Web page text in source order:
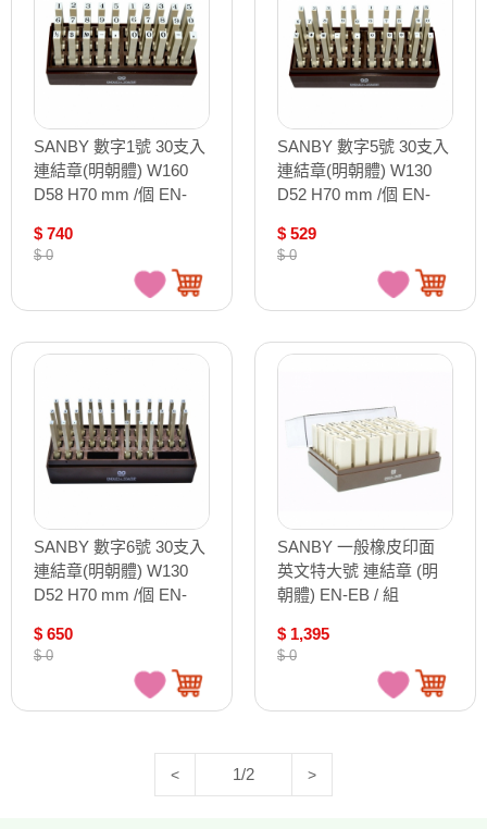
SANBY 數字1號 30支入
連結章(明朝體) W160
D58 H70 mm /個 EN-
$ 740
$ 0
SANBY 數字5號 30支入
連結章(明朝體) W130
D52 H70 mm /個 EN-
$ 529
$ 0
SANBY 數字6號 30支入
連結章(明朝體) W130
D52 H70 mm /個 EN-
$ 650
$ 0
SANBY 一般橡皮印面
英文特大號 連結章 (明
朝體) EN-EB / 組
$ 1,395
$ 0
< 1/2 >